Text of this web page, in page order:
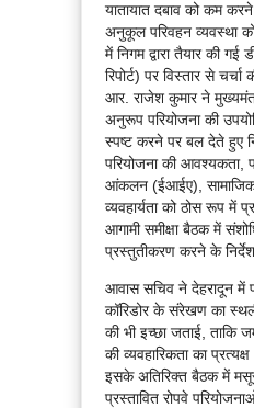
यातायात दबाव को कम
अनुकूल परिवहन व्यवस्था
में निगम द्वारा तैयार की
रिपोर्ट) पर विस्तार से
आर. राजेश कुमार ने
अनुरूप परियोजना की
स्पष्ट करने पर बल देते हुए
परियोजना की आवश्यकता,
आंकलन (ईआईए), सामाजिक
व्यवहार्यता को ठोस रूप में
आगामी समीक्षा बैठक में
प्रस्तुतीकरण करने के
आवास सचिव ने देहरादून में
कॉरिडोर के संरेखण का
की भी इच्छा जताई, ताकि
की व्यवहारिकता का
इसके अतिरिक्त बैठक में
प्रस्तावित रोपवे